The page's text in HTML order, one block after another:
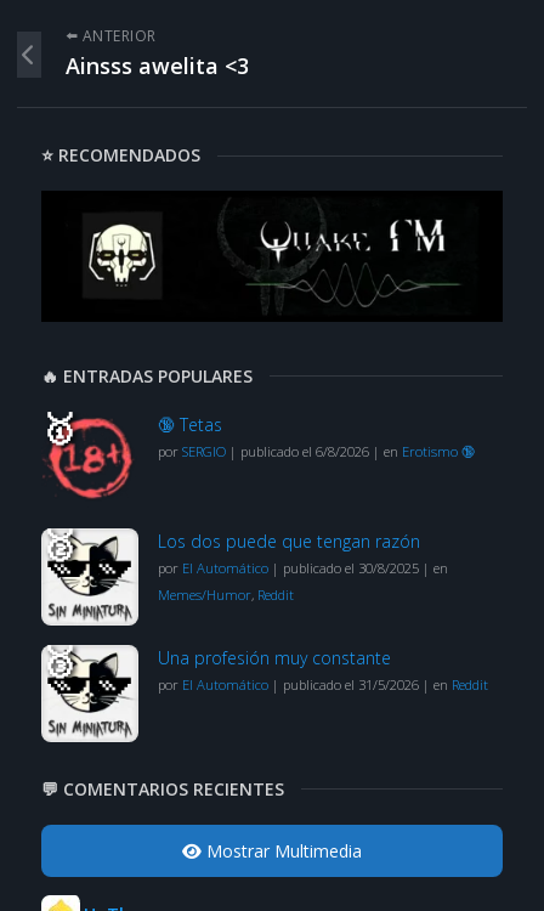
⬅️ ANTERIOR
Ainsss awelita <3
⭐ RECOMENDADOS
🔥 ENTRADAS POPULARES
🔞 Tetas
por SERGIO| publicado el 6/8/2026| en Erotismo 🔞
Los dos puede que tengan razón
por El Automático| publicado el 30/8/2025| en
Memes/Humor, Reddit
Una profesión muy constante
por El Automático| publicado el 31/5/2026| en Reddit
💬 COMENTARIOS RECIENTES
Mostrar Multimedia